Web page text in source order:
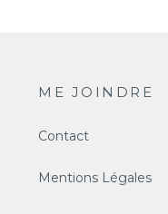
ME JOINDRE
Contact
Mentions Légales